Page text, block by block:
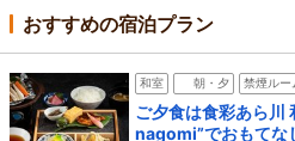
おすすめの宿泊プラン
和室 朝・夕 禁煙ルー
ご夕食は食彩あら川
nagomi”でおもてな